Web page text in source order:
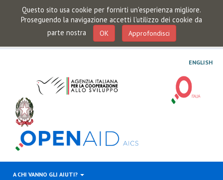
Questo sito usa cookie per fornirti un'esperienza migliore.
Proseguendo la navigazione accetti l'utilizzo dei cookie da
parte nostra
OK Approfondisci
ENGLISH
A CHI VANNO GLI AIUTI?